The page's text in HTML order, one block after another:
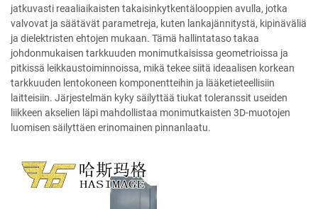
jatkuvasti reaaliaikaisten takaisinkytkentälooppien avulla, jotka
valvovat ja säätävät parametreja, kuten lankajännitystä, kipinäväliä
ja dielektristen ehtojen mukaan. Tämä hallintataso takaa
johdonmukaisen tarkkuuden monimutkaisissa geometrioissa ja
pitkissä leikkaustoiminnoissa, mikä tekee siitä ideaalisen korkean
tarkkuuden lentokoneen komponentteihin ja lääketieteellisiin
laitteisiin. Järjestelmän kyky säilyttää tiukat toleranssit useiden
liikkeen akselien läpi mahdollistaa monimutkaisten 3D-muotojen
luomisen säilyttäen erinomainen pinnanlaatu.